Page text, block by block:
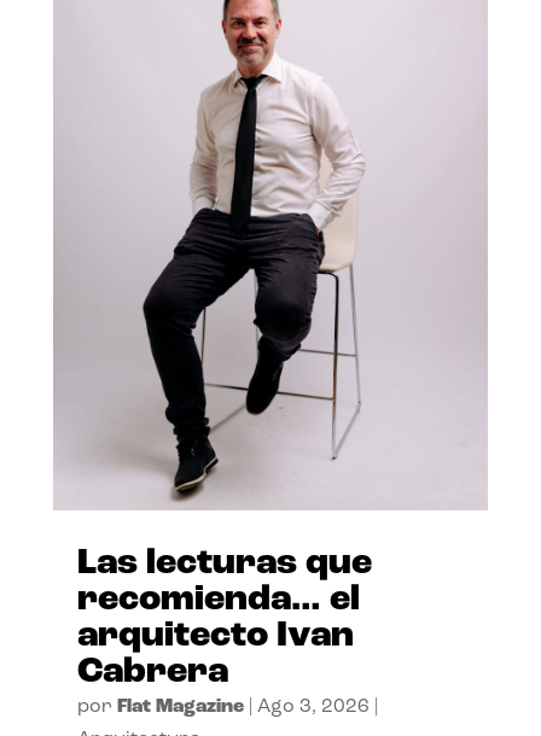
Las lecturas que
recomienda… el
arquitecto Ivan
Cabrera
por Flat Magazine| Ago 3, 2026